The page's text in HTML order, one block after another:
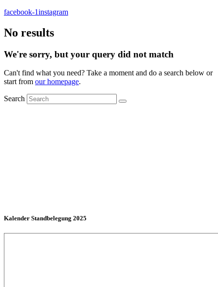
facebook-1instagram
No results
We're sorry, but your query did not match
Can't find what you need? Take a moment and do a search below or
start from our homepage.
Search
Kalender Standbelegung 2025